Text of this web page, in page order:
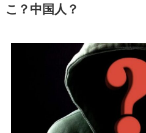
こ？中国人？